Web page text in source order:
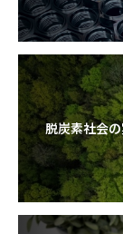
脱炭素社会